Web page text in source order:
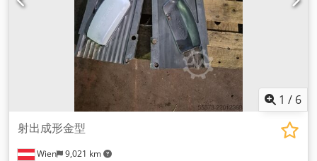
1 / 6
Wien 9,021 km
射出成形金型